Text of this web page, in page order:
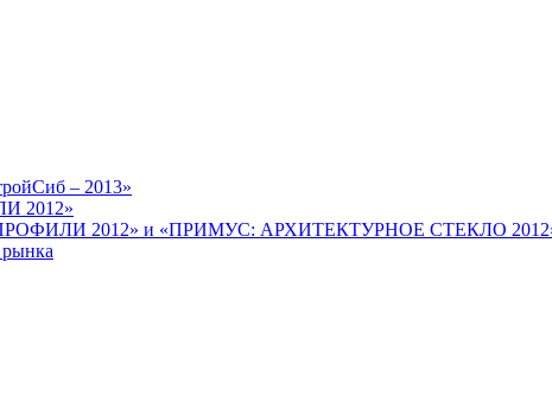
– 2013»
2012»
2012» и «ПРИМУС: АРХИТЕКТУРНОЕ СТЕКЛО